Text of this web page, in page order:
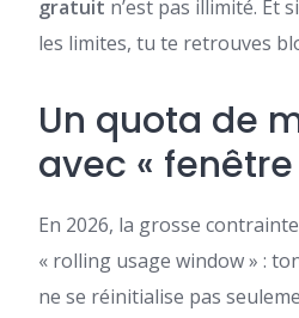
gratuit n’est pas illimité. Et
les limites, tu te retrouves
Un quota de
avec «
En 2026, la grosse
« rolling usage window » :
ne se réinitialise pas